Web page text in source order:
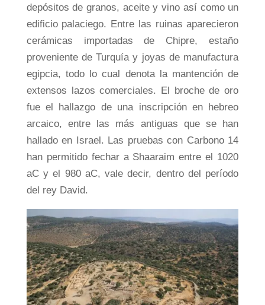
depósitos de granos, aceite y vino así como un
edificio palaciego. Entre las ruinas aparecieron
cerámicas importadas de Chipre, estaño
proveniente de Turquía y joyas de manufactura
egipcia, todo lo cual denota la mantención de
extensos lazos comerciales. El broche de oro
fue el hallazgo de una inscripción en hebreo
arcaico, entre las más antiguas que se han
hallado en Israel. Las pruebas con Carbono 14
han permitido fechar a Shaaraim entre el 1020
aC y el 980 aC, vale decir, dentro del período
del rey David.